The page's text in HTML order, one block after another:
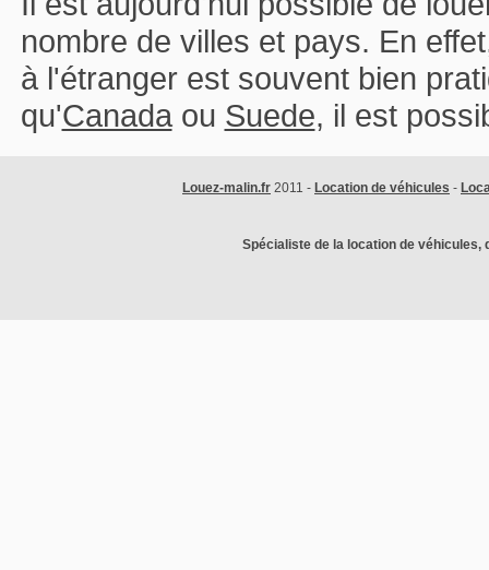
nombre de villes et pays. En
à l'étranger est souvent bien
qu'Canadaou Suede, il est
Louez-malin.fr 2011 - Location de véhicules -
Spécialiste de la location de véhicules,